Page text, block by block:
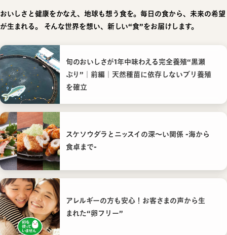
おいしさと健康をかなえ、地球も想う食を。毎日の食から、未来の希望
が生まれる。
そんな世界を想い、新しい“食”をお届けします。
旬のおいしさが1年中味わえる完全養殖“黒瀬
ぶり”｜前編｜天然種苗に依存しないブリ養殖
を確立
スケソウダラとニッスイの深〜い関係 -海から
食卓まで-
アレルギーの方も安心！お客さまの声から生
まれた“卵フリー”